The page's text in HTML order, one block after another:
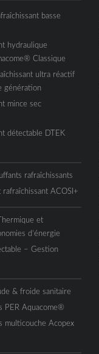
basse
hydraulique
Classique
ultra réactif
génération
mince sec
détectable DTEK
rafraîchissants
rafraîchissant ACOSI+
et
d’énergie
– Gestion
& froide sanitaire
PER Aquacome®
multicouche Acopex